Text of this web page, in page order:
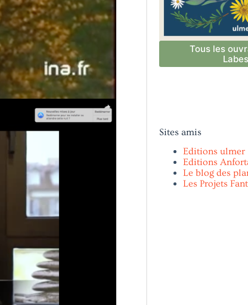
Tous les
Sites amis
Editions ulmer
Editions
Le blog des
Les Projets